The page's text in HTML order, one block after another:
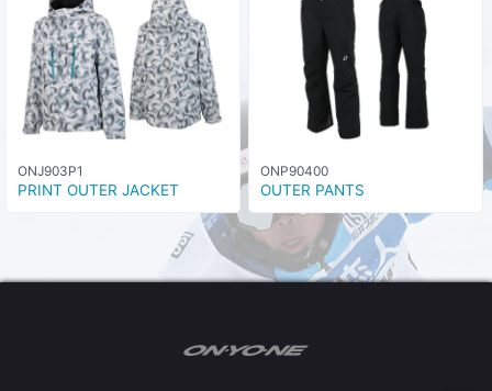
ONJ903P1
PRINT OUTER JACKET
ONP90400
OUTER PANTS